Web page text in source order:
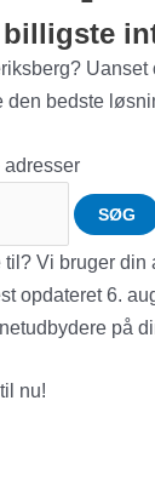
bedste
adresser
SØG
til? Vi bruger din
opdateret6.
på
nu!